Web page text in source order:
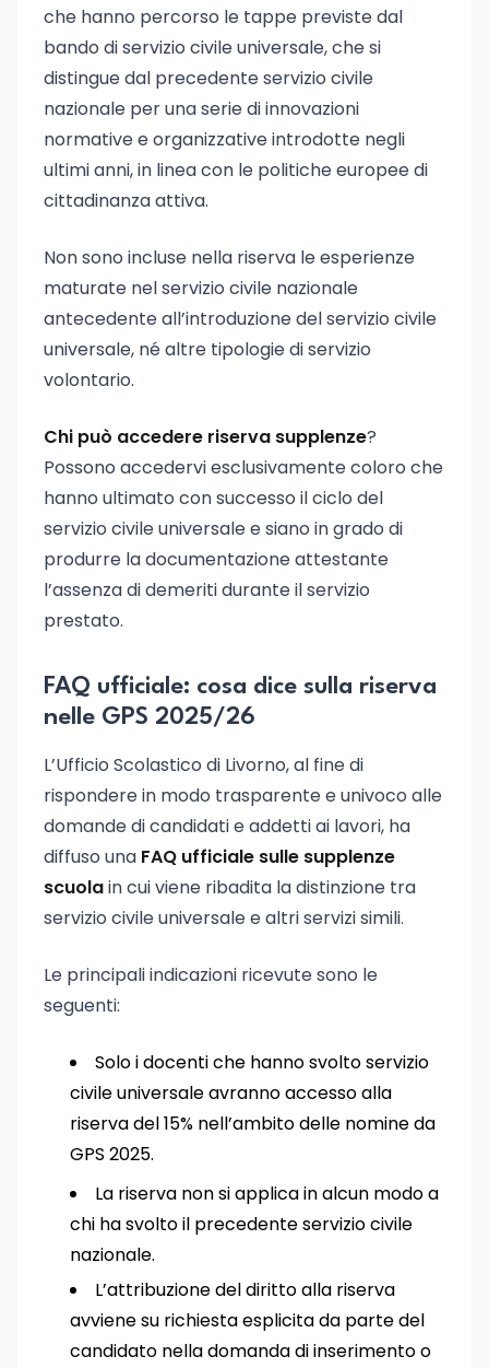
che hanno percorso le tappe previste dal
bando di servizio civile universale, che si
distingue dal precedente servizio civile
nazionale per una serie di innovazioni
normative e organizzative introdotte negli
ultimi anni, in linea con le politiche europee di
cittadinanza attiva.
Non sono incluse nella riserva le esperienze
maturate nel servizio civile nazionale
antecedente all’introduzione del servizio civile
universale, né altre tipologie di servizio
volontario.
Chi può accedere riserva supplenze?
Possono accedervi esclusivamente coloro che
hanno ultimato con successo il ciclo del
servizio civile universale e siano in grado di
produrre la documentazione attestante
l’assenza di demeriti durante il servizio
prestato.
FAQ ufficiale: cosa dice sulla riserva
nelle GPS 2025/26
L’Ufficio Scolastico di Livorno, al fine di
rispondere in modo trasparente e univoco alle
domande di candidati e addetti ai lavori, ha
diffuso una FAQ ufficiale sulle supplenze
scuolain cui viene ribadita la distinzione tra
servizio civile universale e altri servizi simili.
Le principali indicazioni ricevute sono le
seguenti:
Solo i docenti che hanno svolto servizio
civile universale avranno accesso alla
riserva del 15% nell’ambito delle nomine da
GPS 2025.
La riserva non si applica in alcun modo a
chi ha svolto il precedente servizio civile
nazionale.
L’attribuzione del diritto alla riserva
avviene su richiesta esplicita da parte del
candidato nella domanda di inserimento o